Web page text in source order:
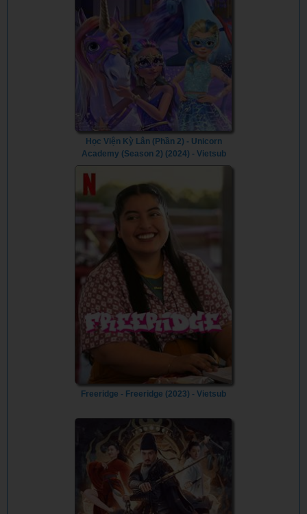
Học Viện Kỳ Lân (Phần 2) - Unicorn
Academy (Season 2) (2024) - Vietsub
Freeridge - Freeridge (2023) - Vietsub